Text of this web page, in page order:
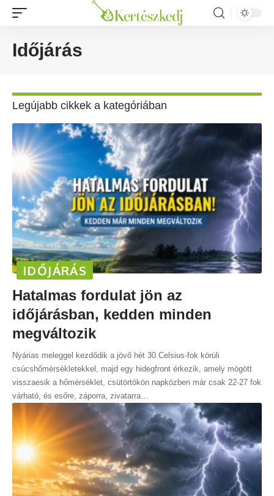
Időjárás
Legújabb cikkek a kategóriában
IDŐJÁRÁS
Hatalmas fordulat jön az
időjárásban, kedden minden
megváltozik
Nyárias meleggel kezdődik a jövő hét 30 Celsius-fok körüli
csúcshőmérsékletekkel, majd egy hidegfront érkezik, amely mögött
visszaesik a hőmérséklet, csütörtökön napközben már csak 22-27 fok
várható, és esőre, záporra, zivatarra